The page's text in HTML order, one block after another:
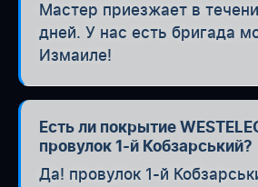
Мастер приезжает в
дней. У нас есть бригада
Измаиле!
Есть ли покрытие
провулок 1-й Кобзарський?
Да! провулок 1-й